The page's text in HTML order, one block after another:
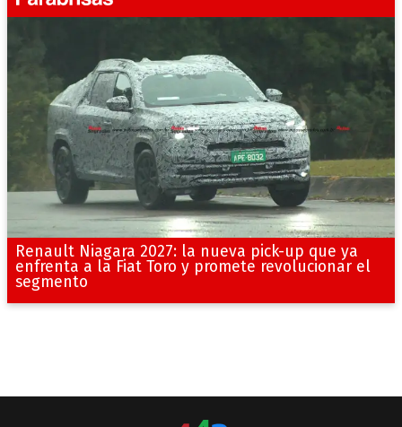
Renault Niagara 2027: la nueva pick-up que ya
enfrenta a la Fiat Toro y promete revolucionar el
segmento